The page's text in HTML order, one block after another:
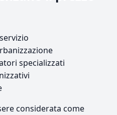
specializzati
considerata come